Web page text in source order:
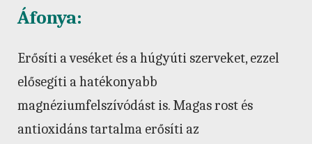
Áfonya:
Erősíti a veséket és a húgyúti szerveket, ezzel
elősegíti a hatékonyabb
magnéziumfelszívódást is. Magas rost és
antioxidáns tartalma erősíti az